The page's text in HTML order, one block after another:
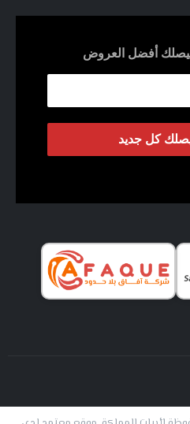
ليصلك أفضل العروض